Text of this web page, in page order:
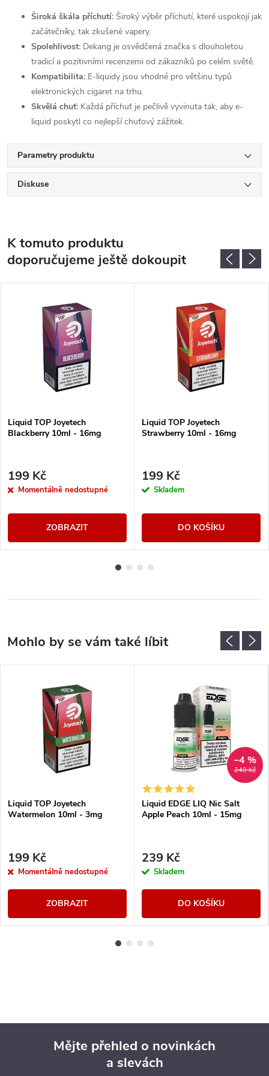
Široká škála příchutí: Široký výběr příchutí, které uspokojí jak
začátečníky, tak zkušené vapery.
Spolehlivost: Dekang je osvědčená značka s dlouholetou
tradicí a pozitivními recenzemi od zákazníků po celém světě.
Kompatibilita: E-liquidy jsou vhodné pro většinu typů
elektronických cigaret na trhu.
Skvělá chuť: Každá příchuť je pečlivě vyvinuta tak, aby e-
liquid poskytl co nejlepší chuťový zážitek.
Parametry produktu
Diskuse
K tomuto produktu
doporučujeme ještě dokoupit
Liquid TOP Joyetech
Blackberry 10ml - 16mg
199 Kč
Momentálně nedostupné
ZOBRAZIT
Liquid TOP Joyetech
Strawberry 10ml - 16mg
199 Kč
Skladem
DO KOŠÍKU
Liquid TOP Joyetech
Watermelon 10ml - 3mg
199 Kč
Momentálně nedostupné
ZOBRAZIT
249 Kč
–4 %
Liquid EDGE LIQ Nic Salt
Apple Peach 10ml - 15mg
239 Kč
Skladem
DO KOŠÍKU
Mějte přehled o novinkách
a slevách